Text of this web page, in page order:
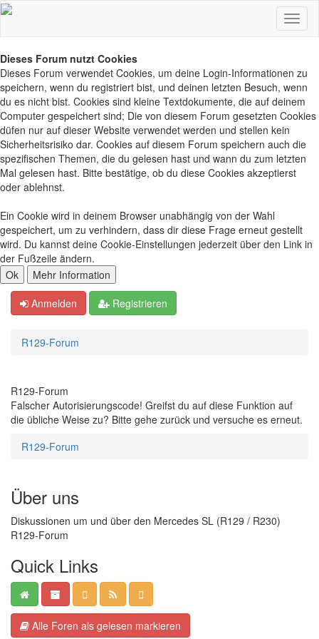
Dieses Forum nutzt Cookies
Dieses Forum verwendet Cookies, um deine Login-Informationen zu
speichern, wenn du registriert bist, und deinen letzten Besuch, wenn
du es nicht bist. Cookies sind kleine Textdokumente, die auf deinem
Computer gespeichert sind; Die von diesem Forum gesetzten Cookies
düfen nur auf dieser Website verwendet werden und stellen kein
Sicherheitsrisiko dar. Cookies auf diesem Forum speichern auch die
spezifischen Themen, die du gelesen hast und wann du zum letzten
Mal gelesen hast. Bitte bestätige, ob du diese Cookies akzeptierst
oder ablehnst.
Ein Cookie wird in deinem Browser unabhängig von der Wahl
gespeichert, um zu verhindern, dass dir diese Frage erneut gestellt
wird. Du kannst deine Cookie-Einstellungen jederzeit über den Link in
der Fußzeile ändern.
Anmelden Registrieren
R129-Forum
R129-Forum
Falscher Autorisierungscode! Greifst du auf diese Funktion auf
die übliche Weise zu? Bitte gehe zurück und versuche es erneut.
R129-Forum
Über uns
Diskussionen um und über den Mercedes SL (R129 / R230)
R129-Forum
Quick Links
Alle Foren als gelesen markieren